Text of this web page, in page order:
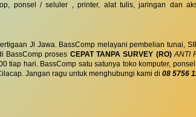
ponsel / seluler , printer, alat tulis, jaringan dan
Jl Jawa. BassComp melayani pembelian tunai,
BassComp proses CEPAT TANPA SURVEY (RO) ANTI
tiap hari. BassComp satu satunya toko komputer,
Jangan ragu untuk menghubungi kami di 08 5756